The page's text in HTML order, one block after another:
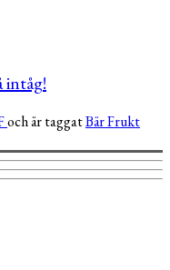
intåg!
och är taggatBärFrukt